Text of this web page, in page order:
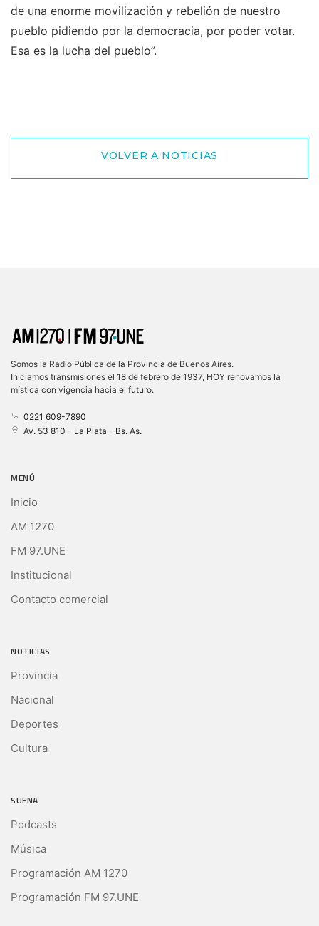
de una enorme movilización y rebelión de nuestro
pueblo pidiendo por la democracia, por poder votar.
Esa es la lucha del pueblo”.
VOLVER A NOTICIAS
Somos la Radio Pública de la Provincia de Buenos Aires.
Iniciamos transmisiones el 18 de febrero de 1937, HOY renovamos la
mística con vigencia hacia el futuro.
0221 609-7890
Av. 53 810 - La Plata - Bs. As.
MENÚ
Inicio
AM 1270
FM 97.UNE
Institucional
Contacto comercial
NOTICIAS
Provincia
Nacional
Deportes
Cultura
SUENA
Podcasts
Música
Programación AM 1270
Programación FM 97.UNE